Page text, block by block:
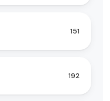
151
192